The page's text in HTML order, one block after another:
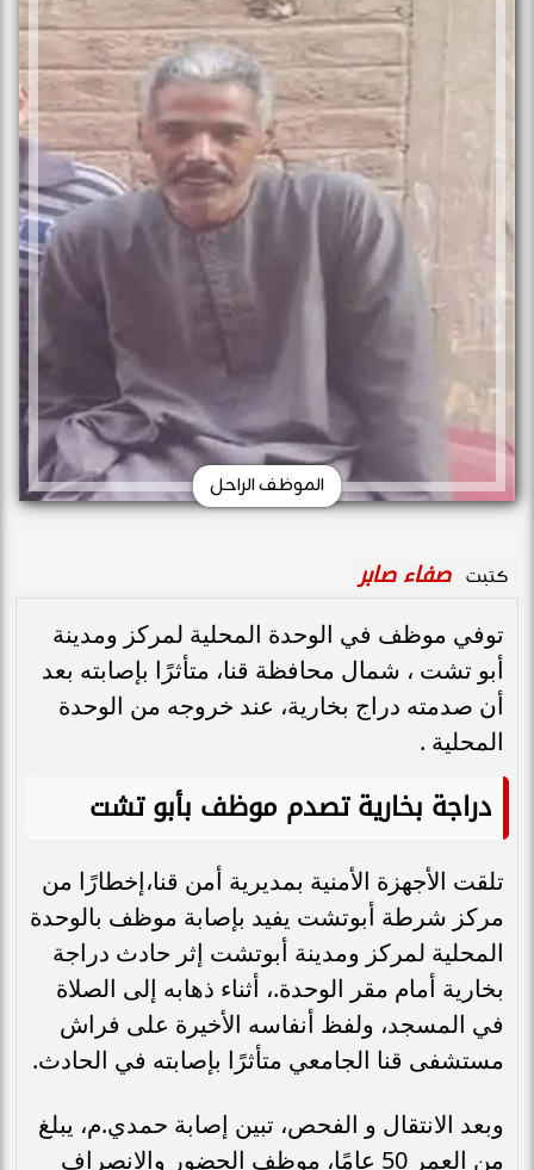
الموظف الراحل
كتبت صفاء صابر
توفي موظف في الوحدة المحلية لمركز ومدينة
أبو تشت ، شمال محافظة قنا، متأثرًا بإصابته بعد
أن صدمته دراج بخارية، عند خروجه من الوحدة
المحلية .
دراجة بخارية تصدم موظف بأبو تشت
تلقت الأجهزة الأمنية بمديرية أمن قنا،إخطارًا من
مركز شرطة أبوتشت يفيد بإصابة موظف بالوحدة
المحلية لمركز ومدينة أبوتشت إثر حادث دراجة
بخارية أمام مقر الوحدة.، أثناء ذهابه إلى الصلاة
في المسجد، ولفظ أنفاسه الأخيرة على فراش
مستشفى قنا الجامعي متأثرًا بإصابته في الحادث.
وبعد الانتقال و الفحص، تبين إصابة حمدي.م، يبلغ
من العمر 50 عامًا، موظف الحضور والانصراف